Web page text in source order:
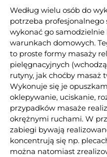
Według wielu osób do
potrzeba profesjonalnego
wykonać go samodzielnie
warunkach domowych.
to proste formy masaży
pielęgnacyjnych
rutyny, jak choćby masaż
Wykonuje się je
oklepywanie, uciskanie,
przypadków masaże
okrężnymi ruchami. W
zabiegi bywają
koncentrują się np.
można natomiast